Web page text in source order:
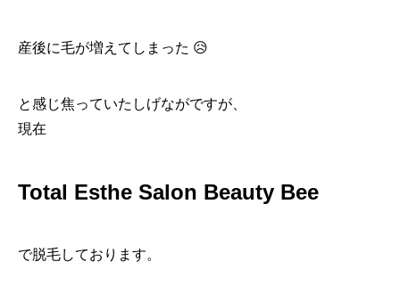
産後に毛が増えてしまった 😥
と感じ焦っていたしげながですが、
現在
Total Esthe Salon Beauty Bee
で脱毛しております。